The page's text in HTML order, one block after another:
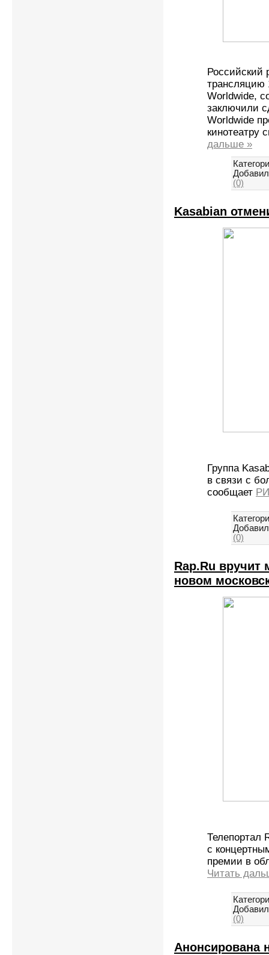
Российский
трансляцию
Worldwide,
заключили
Worldwide
кинотеатру
дальше »
(0)
Kasabian
Группа
в связи с
сообщает
(0)
Rap.Ru
новом
Телепортал
с
премии в
Читать
(0)
Анонсирована